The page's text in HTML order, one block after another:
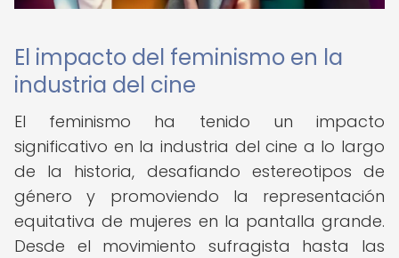
El impacto del feminismo en la
industria del cine
El feminismo ha tenido un impacto
significativo en la industria del cine a lo largo
de la historia, desafiando estereotipos de
género y promoviendo la representación
equitativa de mujeres en la pantalla grande.
Desde el movimiento sufragista hasta las